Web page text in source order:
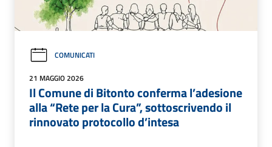
COMUNICATI
21 MAGGIO 2026
Il Comune di Bitonto conferma l’adesione
alla “Rete per la Cura”, sottoscrivendo il
rinnovato protocollo d’intesa